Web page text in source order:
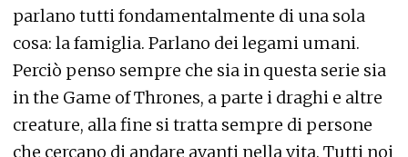
parlano tutti fondamentalmente di una sola
cosa: la famiglia. Parlano dei legami umani.
Perciò penso sempre che sia in questa serie sia
in the Game of Thrones, a parte i draghi e altre
creature, alla fine si tratta sempre di persone
che cercano di andare avanti nella vita. Tutti noi